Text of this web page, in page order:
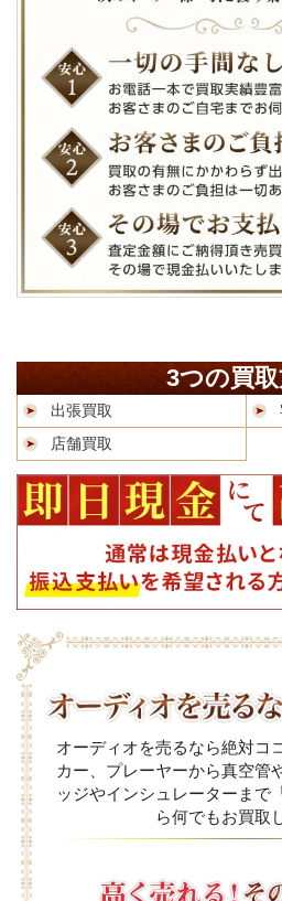
3つの買
出張買取
店舗買取
オーディオを売るなら絶対コ
カー、プレーヤーから真空管
ッジやインシュレーターまで
ら何でもお買取